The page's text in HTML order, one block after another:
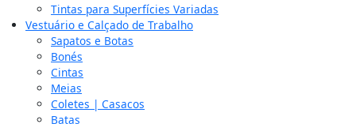
Tintas para Superfícies Variadas
Vestuário e Calçado de Trabalho
Sapatos e Botas
Bonés
Cintas
Meias
Coletes | Casacos
Batas